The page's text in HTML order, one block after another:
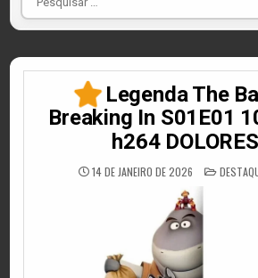
por
Legenda The
Breaking In S01E01
h264 DOLORES
14 DE JANEIRO DE 2026 POSTED
IN